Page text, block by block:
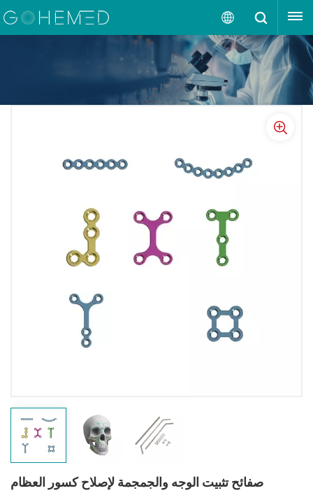
العربية
English
português
العربية
إقتبس
صفائح تثبيت الوجه والجمجمة لإصلاح كسور العظام